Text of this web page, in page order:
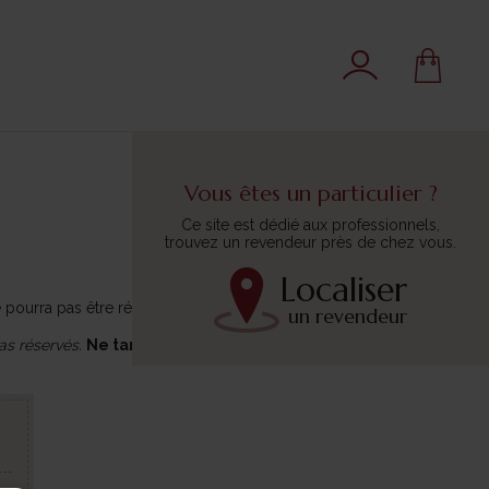
Vous êtes un particulier ?
Ce site est dédié aux professionnels,
trouvez un revendeur près de chez vous.
Localiser
un revendeur
pas être réapprovisionné.
réservés. Ne tardez pas à finaliser votre commande !